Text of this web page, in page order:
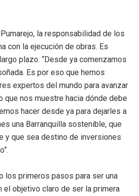
la responsabilidad de los
con la ejecución de obras. Es
plazo. “Desde ya comenzamos
Es por eso que hemos
expertos del mundo para avanzar
que nos muestre hacia dónde debe
hacer desde ya para dejarles a
una Barranquilla sostenible, que
y que sea destino de inversiones
los primeros pasos para ser una
el objetivo claro de ser la primera